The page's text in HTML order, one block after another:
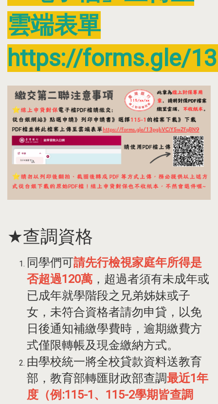
雲端表單
https://forms.gle/
★查調資格
同學們可請先行檢視家庭年所得是
否超過120萬 ，超過者須有未成年或
已成年就學階段之兄弟姊妹或子
女，未符合資格者請勿申貸，以免
日後通知補繳學費時，逾期繳費方
式僅限轉帳及現金繳納方式。
由學校統一將全校貸款資料送教育
部，教育部轉匯財政部查調最近1年
度（例:115-1、115-2學期皆查調